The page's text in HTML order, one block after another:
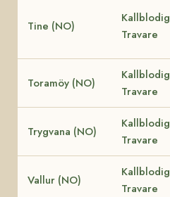
Tine (NO)
Kallblodig
Travare
Toramöy (NO)
Kallblodig
Travare
Trygvana (NO)
Kallblodig
Travare
Vallur (NO)
Kallblodig
Travare